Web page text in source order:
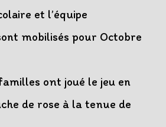
et l’équipe
mobilisés pour Octobre
ont joué le jeu en
de rose à la tenue de